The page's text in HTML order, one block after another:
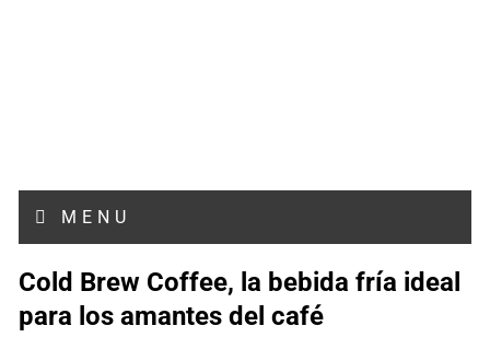
MENU
Cold Brew Coffee, la bebida fría ideal
para los amantes del café